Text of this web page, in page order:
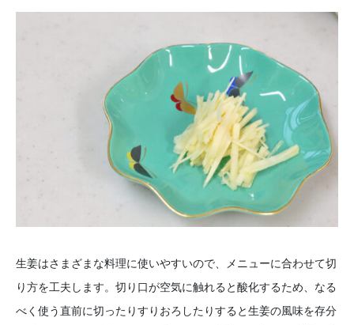
生姜はさまざまな料理に使いやすいので、メニューに合わせて切
り方を工夫します。切り口が空気に触れると酸化するため、なる
べく使う直前に切ったりすりおろしたりすると生姜の風味を存分